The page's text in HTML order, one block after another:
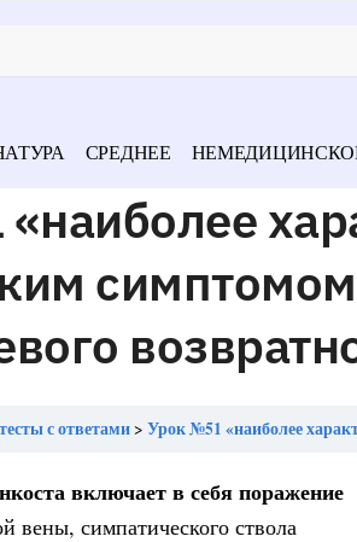
СРЕДНЕЕ
с ответами Урок №51 «наиболее характерным
включает в себя поражение
вены, симпатического ствола